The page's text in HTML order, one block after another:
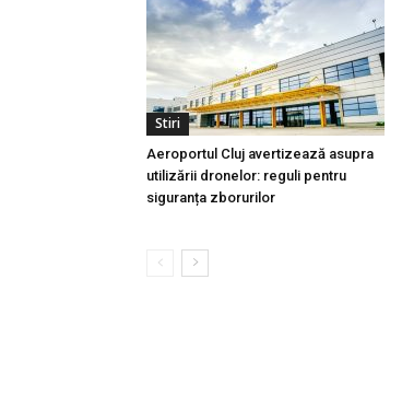
Stiri
Aeroportul Cluj avertizează asupra
utilizării dronelor: reguli pentru
siguranța zborurilor